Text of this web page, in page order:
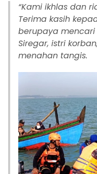
“Kami ikhlas dan
Terima kasih
berupaya mencari
Siregar, istri
menahan tangis.